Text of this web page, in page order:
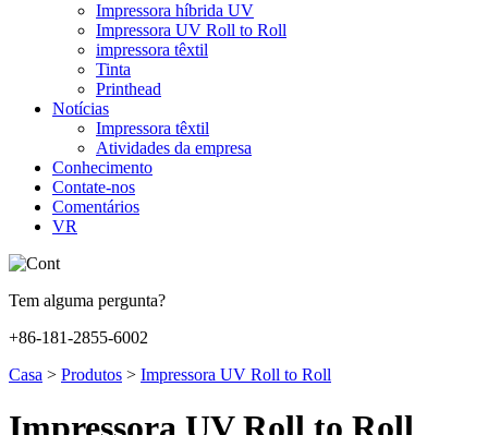
Impressora híbrida UV
Impressora UV Roll to Roll
impressora têxtil
Tinta
Printhead
Notícias
Impressora têxtil
Atividades da empresa
Conhecimento
Contate-nos
Comentários
VR
Tem alguma pergunta?
+86-181-2855-6002
Casa > Produtos > Impressora UV Roll to Roll